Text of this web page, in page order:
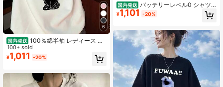
6
国内発送 100％綿半袖 レディース プ
リント韓国風トップス 春夏新作 ゆっ
たり通気性tシャツ Y2Kトップス 韓
国風ラウンドネックTシャツ 国内発
100+ sold
¥1,011 -20%
国内発送 バッテリーレベル0 シャツ
バッテリーハート空 充電中 バッテリ
ー空 Tシャツ
¥1,101 -20%